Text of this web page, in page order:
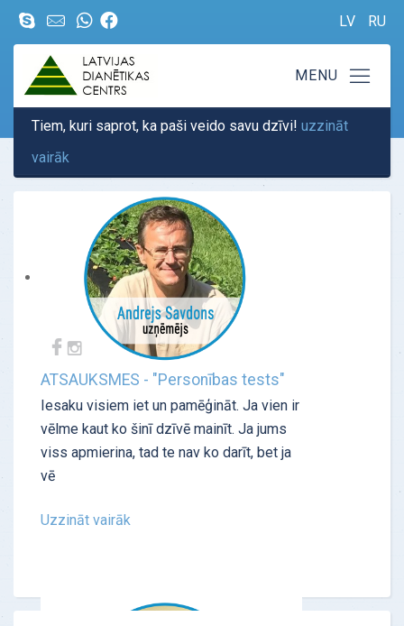
LV RU
Tiem, kuri saprot, ka paši veido savu dzīvi! uzzināt
vairāk
ATSAUKSMES - "Personības tests"
Iesaku visiem iet un pamēģināt. Ja vien ir
vēlme kaut ko šinī dzīvē mainīt. Ja jums
viss apmierina, tad te nav ko darīt, bet ja
vē
Uzzināt vairāk